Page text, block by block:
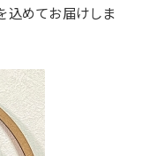
込めてお届けしま